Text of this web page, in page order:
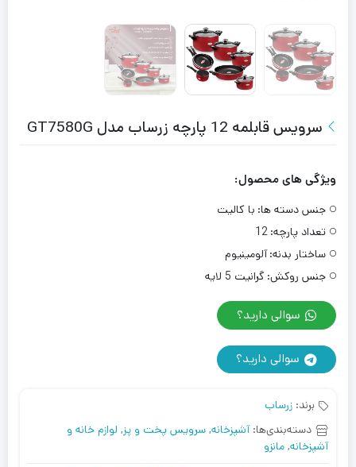
سرویس قابلمه 12 پارچه زرساب مدل GT7580G
ویژگی های محصول:
جنس دسته ها: با کالیت
تعداد پارچه: 12
ساختار بدنه: آلومینیوم
جنس روکش: گرانیت 5 لایه
سوالی دارید؟
سوالی دارید؟
برند: زرساب
دسته‌بندی‌ها:آشپزخانه, سرویس پخت و پز, لوازم خانه و
آشپزخانه, مانزو